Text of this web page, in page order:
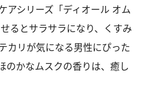
アシリーズ「ディオール オム
るとサラサラになり、くすみ
カリが気になる男性にぴった
のかなムスクの香りは、癒し